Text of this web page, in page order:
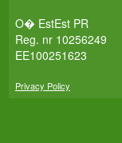
O� EstEst PR
Reg. nr 10256249
EE100251623
Privacy Policy